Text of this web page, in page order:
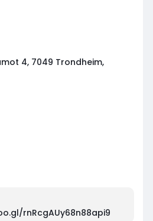
4, 7049 Trondheim,
rnRcgAUy68n88api9